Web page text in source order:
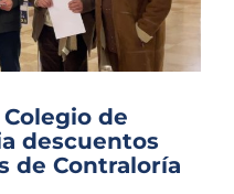
de
descuentos
de Contraloría